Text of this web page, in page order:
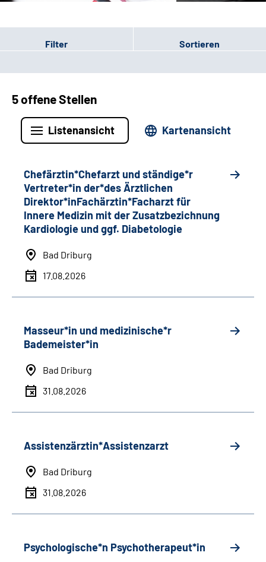
Filter Sortieren
5 offene Stellen
Listenansicht Kartenansicht
Chefärztin*Chefarzt und ständige*r
Vertreter*in der*des Ärztlichen
Direktor*inFachärztin*Facharzt für
Innere Medizin mit der Zusatzbezichnung
Kardiologie und ggf. Diabetologie
Bad Driburg
17.08.2026
Masseur*in und medizinische*r
Bademeister*in
Bad Driburg
31.08.2026
Assistenzärztin*Assistenzarzt
Bad Driburg
31.08.2026
Psychologische*n Psychotherapeut*in